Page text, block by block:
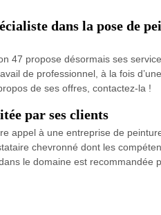
dans la pose de
47 propose désormais ses
de professionnel, à la fois
de ses offres, contactez-la !
par ses clients
appel à une entreprise de
chevronné dont les
le domaine est recommandée